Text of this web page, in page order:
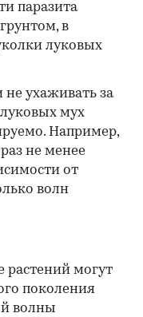
паразита
в
луковых
ухаживать за
мух
Например,
не менее
от
волн
растений могут
поколения
волны